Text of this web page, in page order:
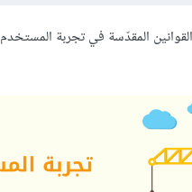
المقدّسة في تجربة